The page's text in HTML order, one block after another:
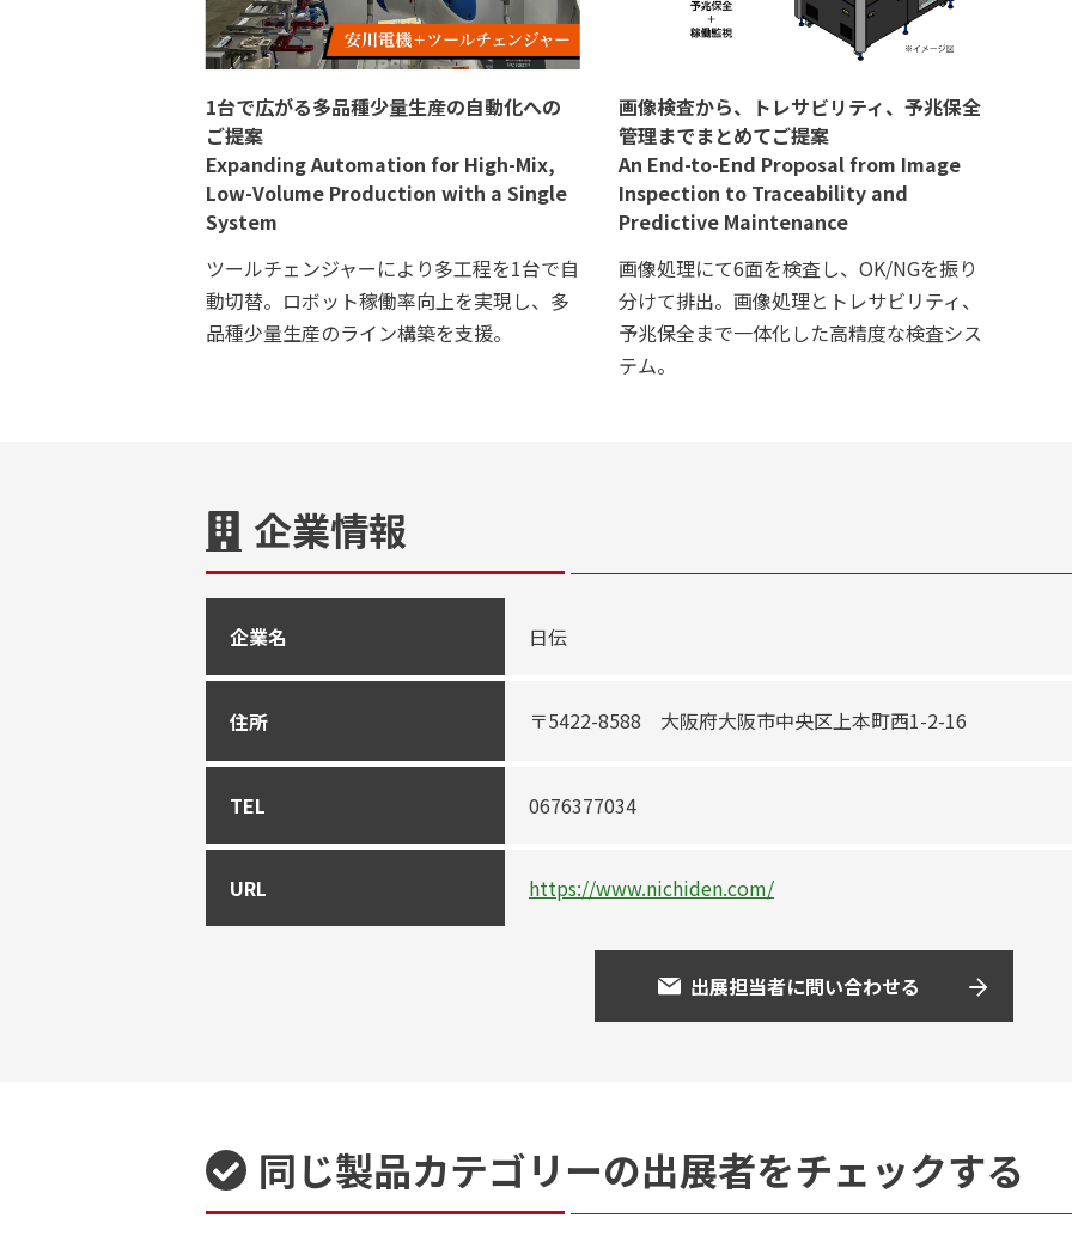
1台で広がる多品種少量生産の自動化への
ご提案
Expanding Automation for High-Mix,
Low-Volume Production with a Single
System
ツールチェンジャーにより多工程を1台で自
動切替。ロボット稼働率向上を実現し、多
品種少量生産のライン構築を支援。
画像検査から、トレサビリティ、予兆保全
管理までまとめてご提案
An End-to-End Proposal from Image
Inspection to Traceability and
Predictive Maintenance
画像処理にて6面を検査し、OK/NGを振り
分けて排出。画像処理とトレサビリティ、
予兆保全まで一体化した高精度な検査シス
テム。
企業情報
企業名 日伝
住所 〒5422-8588 大阪府大阪市中央区上本町西1-2-16
TEL 0676377034
URL https://www.nichiden.com/
出展担当者に問い合わせる
同じ製品カテゴリーの出展者をチェックする